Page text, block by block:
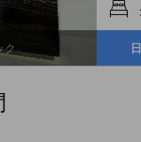
ク